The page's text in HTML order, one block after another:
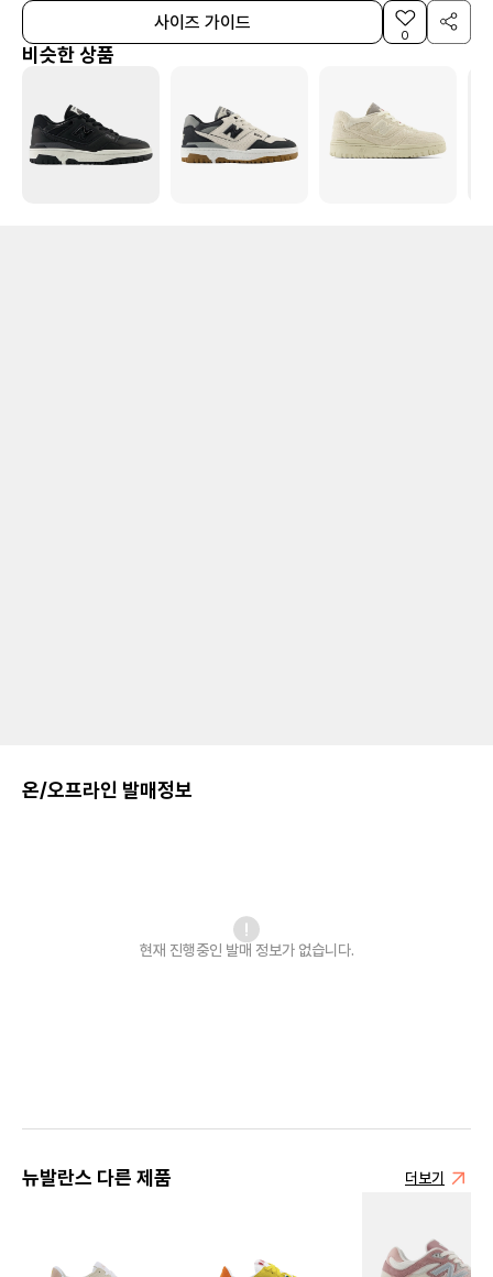
사이즈 가이드
0
비슷한 상품
온/오프라인 발매정보
현재 진행중인 발매 정보가 없습니다.
뉴발란스 다른 제품 더보기